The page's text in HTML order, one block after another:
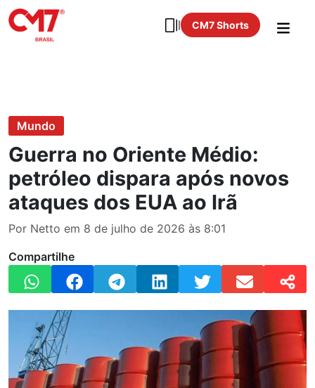
CM7 Shorts
Mundo
Guerra no Oriente Médio:
petróleo dispara após novos
ataques dos EUA ao Irã
Por Netto em 8 de julho de 2026 às 8:01
Compartilhe